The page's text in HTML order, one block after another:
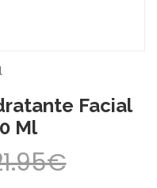
Facial
Ml